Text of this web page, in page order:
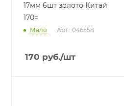
17мм 6шт золото Китай
170=
Мало Арт.: 046558
170 руб./шт